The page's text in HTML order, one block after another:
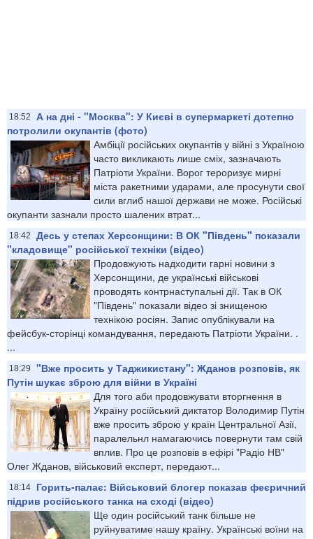
18:52
А на дні - "Москва": У Києві в супермаркеті дотепно
потролили окупантів (фото)
Амбіції російських окупантів у війні з Україною
часто викликають лише сміх, зазначають
Патріоти України. Ворог тероризує мирні
міста ракетними ударами, але просунути свої
сили вглиб нашої держави не може. Російські
окупанти зазнали просто шалених втрат...
18:42
Десь у степах Херсонщини: В ОК "Південь" показали
"кладовище" російської техніки (відео)
Продовжують надходити гарні новини з
Херсонщини, де українські військові
проводять контрнаступальні дії. Так в ОК
"Південь" показали відео зі знищеною
технікою росіян. Запис опублікували на
фейсбук-сторінці командування, передають Патріоти України. .
...
18:29
"Вже просить у Таджикистану": Жданов розповів, як
Путін шукає зброю для війни в Україні
Для того аби продовжувати вторгнення в
Україну російський диктатор Володимир Путін
вже просить зброю у країн Центральної Азії,
паралельнл намагаючись повернути там свій
вплив. Про це розповів в ефірі "Радіо НВ"
Олег Жданов, військовий експерт, передают...
18:14
Горить-палає: Військовий блогер показав феєричний
підрив російського танка на сході (відео)
Ще один російський танк більше не
руйнуватиме нашу країну. Українські воїни на